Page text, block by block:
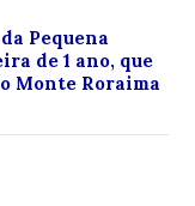
Pequena
de 1 ano, que
Monte Roraima